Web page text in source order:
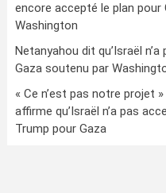
encore accepté le plan pour
Washington
Netanyahou dit qu’Israël
Gaza soutenu par
« Ce n’est pas notre projet
affirme qu’Israël n’a pas
Trump pour Gaza